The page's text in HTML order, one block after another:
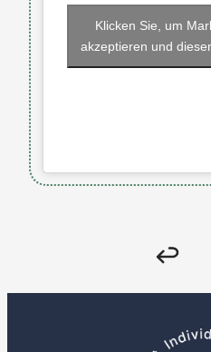
Klicken Sie, um
akzeptieren und